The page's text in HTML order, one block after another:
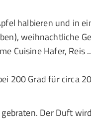
halbieren und in
weihnachtliche
Cuisine Hafer, Reis
200 Grad für circa
Der Duft